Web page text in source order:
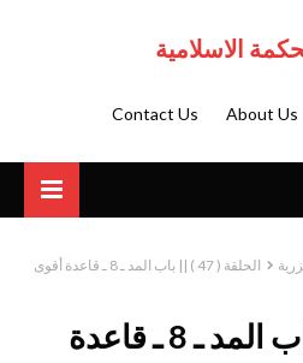
الاسلامية
About Us
Contact Us
الحلقة ( 47 ) || باب المد ـ 8 ـ قاعدة أقوى
الحلقة ( 47 ) || باب المد ـ 8 ـ قاعدة